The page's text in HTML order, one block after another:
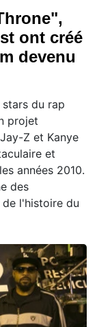
ont créé
devenu
stars du rap
projet
Z et Kanye
et
années 2010.
des
l'histoire du